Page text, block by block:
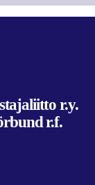
r.y.
r.f.